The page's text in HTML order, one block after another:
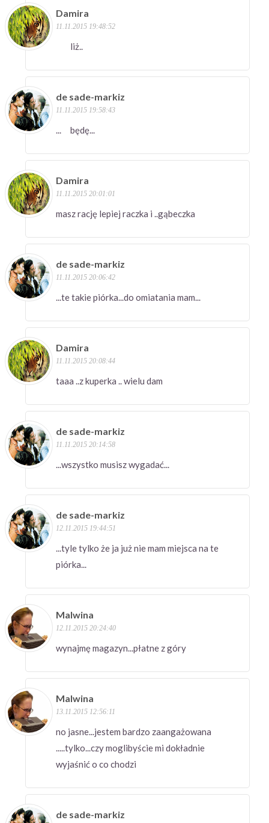
Damira
11.11.2015 19:48:52
liż..
de sade-markiz
11.11.2015 19:58:43
... będę...
Damira
11.11.2015 20:01:01
masz rację lepiej raczka i ..gąbeczka
de sade-markiz
11.11.2015 20:06:42
...te takie piórka...do omiatania mam...
Damira
11.11.2015 20:08:44
taaa ..z kuperka .. wielu dam
de sade-markiz
11.11.2015 20:14:58
...wszystko musisz wygadać...
de sade-markiz
12.11.2015 19:44:51
...tyle tylko że ja już nie mam miejsca na te
piórka...
Malwina
12.11.2015 20:24:40
wynajmę magazyn...płatne z góry
Malwina
13.11.2015 12:56:11
no jasne...jestem bardzo zaangażowana
.....tylko...czy moglibyście mi dokładnie
wyjaśnić o co chodzi
de sade-markiz